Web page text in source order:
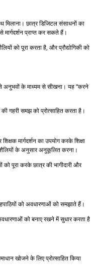
मिलाना। छात्र डिजिटल संसाधनों का
प्राप्त कर सकते हैं।
को पूरा करता है, और प्रौद्योगिकी को
से अनुभवों के माध्यम से सीखना। यह “करने
गहरी समझ को प्रोत्साहित करता है।
मार्गदर्शन का उपयोग करके शिक्षा
के अनुसार अनुकूलित करना।
पूरा करके छात्र की भागीदारी और
को अवधारणाओं को समझाते हैं।
को बनाए रखने में सुधार करता है
खोजने के लिए प्रोत्साहित किया